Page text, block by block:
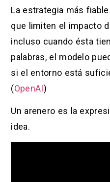
La estrategia más
que limiten el impacto
incluso cuando ésta
palabras, el modelo
si el entorno está
(OpenAI)
Un arenero es la
idea.